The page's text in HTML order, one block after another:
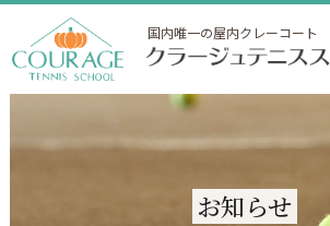
国内唯一の屋内クレーコート
お知らせ